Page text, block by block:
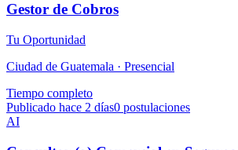
Gestor de Cobros
Tu Oportunidad
Ciudad de Guatemala · Presencial
Tiempo completo
Publicado hace 2 días0 postulaciones
AI